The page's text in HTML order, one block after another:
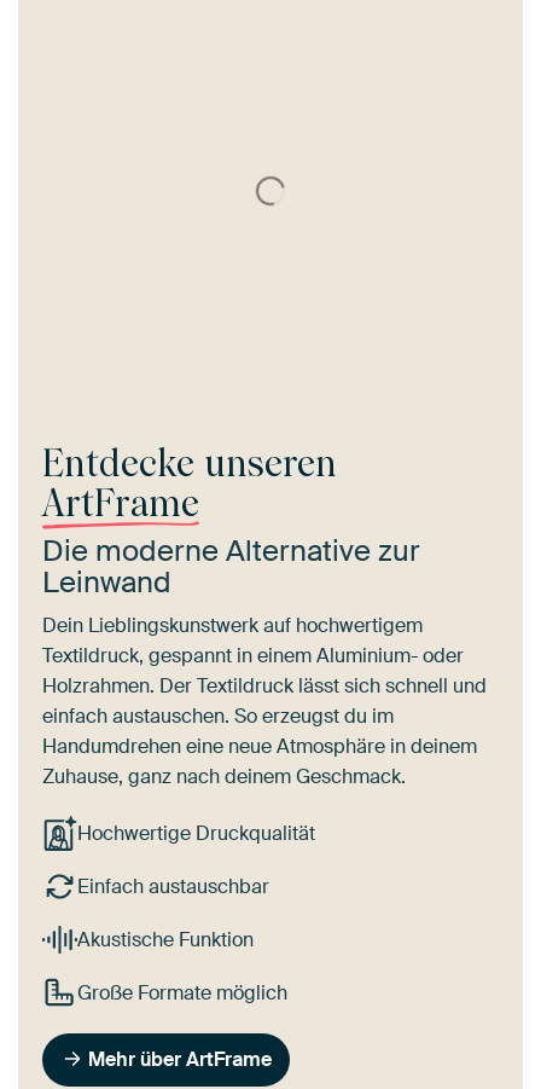
Entdecke unseren
ArtFrame
Die moderne Alternative zur
Leinwand
Dein Lieblingskunstwerk auf hochwertigem
Textildruck, gespannt in einem Aluminium- oder
Holzrahmen. Der Textildruck lässt sich schnell und
einfach austauschen. So erzeugst du im
Handumdrehen eine neue Atmosphäre in deinem
Zuhause, ganz nach deinem Geschmack.
Hochwertige Druckqualität
Einfach austauschbar
Akustische Funktion
Große Formate möglich
Mehr über ArtFrame